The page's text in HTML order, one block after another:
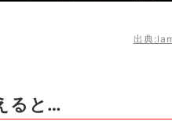
出典
ると…